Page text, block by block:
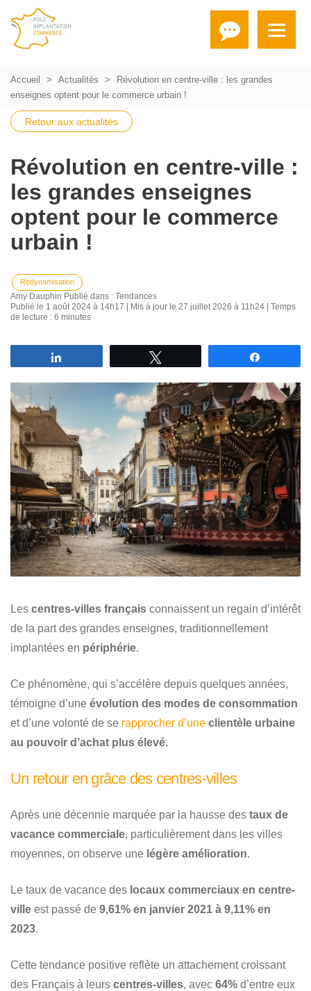
Accueil Actualités
Révolution en centre-ville : les grandes
enseignes optent pour le commerce urbain !
Retour aux actualités
Révolution en centre-ville :
les grandes enseignes
optent pour le commerce
urbain !
Redynamisation
Amy Dauphin Publié dans : Tendances
Publié le 1 août 2024 à 14h17 | Mis à jour le 27 juillet 2026 à 11h24 | Temps
de lecture : 6 minutes
Les centres-villes français connaissent un regain d’intérêt
de la part des grandes enseignes, traditionnellement
implantées en périphérie.
Ce phénomène, qui s’accélère depuis quelques années,
témoigne d’une évolution des modes de consommation
et d’une volonté de se rapprocher d’une clientèle urbaine
au pouvoir d’achat plus élevé.
Un retour en grâce des centres-villes
Après une décennie marquée par la hausse des taux de
vacance commerciale, particulièrement dans les villes
moyennes, on observe une légère amélioration.
Le taux de vacance des locaux commerciaux en centre-
ville est passé de 9,61% en janvier 2021 à 9,11% en
2023.
Cette tendance positive reflète un attachement croissant
des Français à leurs centres-villes, avec 64% d’entre eux